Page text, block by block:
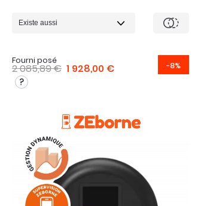
Fourni posé
2 085,89 € 1 928,00 € -8%